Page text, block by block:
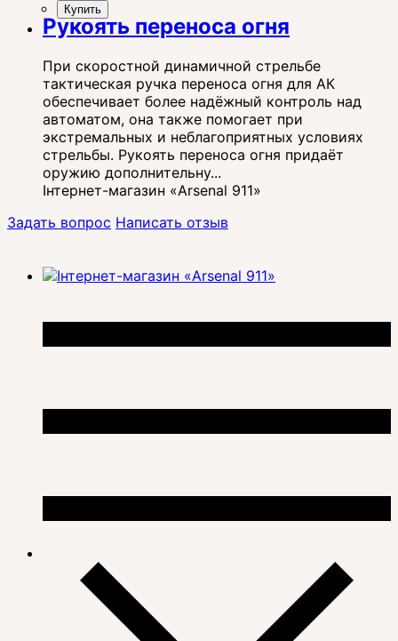
Купить
Рукоять переноса огня
При скоростной динамичной стрельбе
тактическая ручка переноса огня для АК
обеспечивает более надёжный контроль над
автоматом, она также помогает при
экстремальных и неблагоприятных условиях
стрельбы. Рукоять переноса огня придаёт
оружию дополнительну...
Інтернет-магазин «Arsenal 911»
Задать вопрос Написать отзыв